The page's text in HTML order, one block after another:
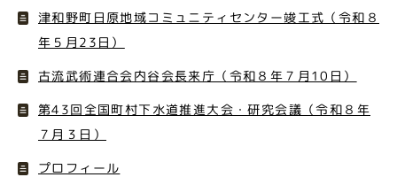
津和野町日原地域コミュニティセンター竣工式（令和８
年５月23日）
古流武術連合会内谷会長来庁（令和８年７月10日）
第43回全国町村下水道推進大会・研究会議（令和８年
７月３日）
プロフィール